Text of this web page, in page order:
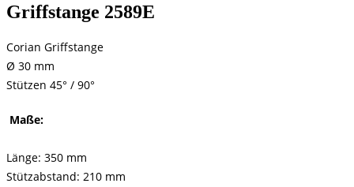
Griffstange 2589E
Corian Griffstange
Ø 30 mm
Stützen 45° / 90°
Maße:
Länge: 350 mm
Stützabstand: 210 mm